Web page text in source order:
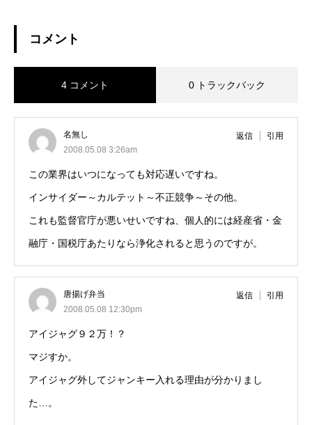
コメント
4 コメント 0 トラックバック
名無し
2008.05.08 3:26am
返信 引用
この業界はいつになっても対応遅いですね。
インサイダー～カルテット～不正競争～その他。
これも監督官庁が悪いせいですね、個人的には経産省・金
融庁・国税庁あたりなら浄化されると思うのですが。
唐揚げ弁当
2008.05.08 12:30pm
返信 引用
アイジャグ９２万！？
マジすか。
アイジャグ外してジャンキー入れる理由が分かりまし
た…。